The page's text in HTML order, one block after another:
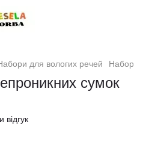
для вологих речей Набори
сумок
відгук